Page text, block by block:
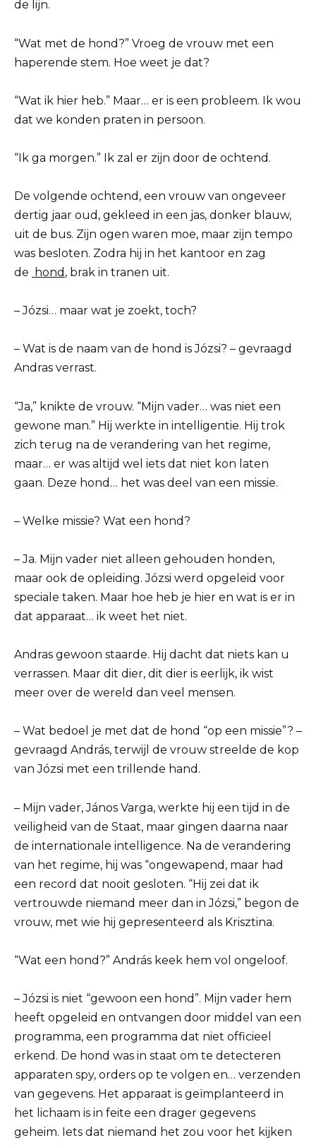
de lijn.
“Wat met de hond?” Vroeg de vrouw met een
haperende stem. Hoe weet je dat?
“Wat ik hier heb.” Maar… er is een probleem. Ik wou
dat we konden praten in persoon.
“Ik ga morgen.” Ik zal er zijn door de ochtend.
De volgende ochtend, een vrouw van ongeveer
dertig jaar oud, gekleed in een jas, donker blauw,
uit de bus. Zijn ogen waren moe, maar zijn tempo
was besloten. Zodra hij in het kantoor en zag
de
hond , brak in tranen uit.
– Józsi… maar wat je zoekt, toch?
– Wat is de naam van de hond is Józsi? – gevraagd
Andras verrast.
“Ja,” knikte de vrouw. “Mijn vader… was niet een
gewone man.” Hij werkte in intelligentie. Hij trok
zich terug na de verandering van het regime,
maar… er was altijd wel iets dat niet kon laten
gaan. Deze hond… het was deel van een missie.
– Welke missie? Wat een hond?
– Ja. Mijn vader niet alleen gehouden honden,
maar ook de opleiding. Józsi werd opgeleid voor
speciale taken. Maar hoe heb je hier en wat is er in
dat apparaat… ik weet het niet.
Andras gewoon staarde. Hij dacht dat niets kan u
verrassen. Maar dit dier, dit dier is eerlijk, ik wist
meer over de wereld dan veel mensen.
– Wat bedoel je met dat de hond “op een missie”? –
gevraagd András, terwijl de vrouw streelde de kop
van Józsi met een trillende hand.
– Mijn vader, János Varga, werkte hij een tijd in de
veiligheid van de Staat, maar gingen daarna naar
de internationale intelligence. Na de verandering
van het regime, hij was “ongewapend, maar had
een record dat nooit gesloten. “Hij zei dat ik
vertrouwde niemand meer dan in Józsi,” begon de
vrouw, met wie hij gepresenteerd als Krisztina.
“Wat een hond?” András keek hem vol ongeloof.
– Józsi is niet “gewoon een hond”. Mijn vader hem
heeft opgeleid en ontvangen door middel van een
programma, een programma dat niet officieel
erkend. De hond was in staat om te detecteren
apparaten spy, orders op te volgen en… verzenden
van gegevens. Het apparaat is geïmplanteerd in
het lichaam is in feite een drager gegevens
geheim. Iets dat niemand het zou voor het kijken